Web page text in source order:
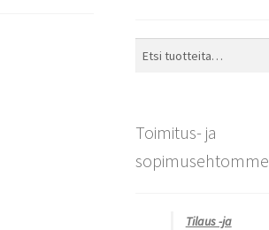
Toimitus- ja
sopimusehtomme
Tilaus -ja